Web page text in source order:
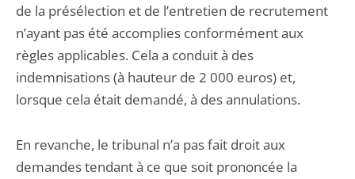
de la présélection et de l’entretien de recrutement
n’ayant pas été accomplies conformément aux
règles applicables. Cela a conduit à des
indemnisations (à hauteur de 2 000 euros) et,
lorsque cela était demandé, à des annulations.
En revanche, le tribunal n’a pas fait droit aux
demandes tendant à ce que soit prononcée la